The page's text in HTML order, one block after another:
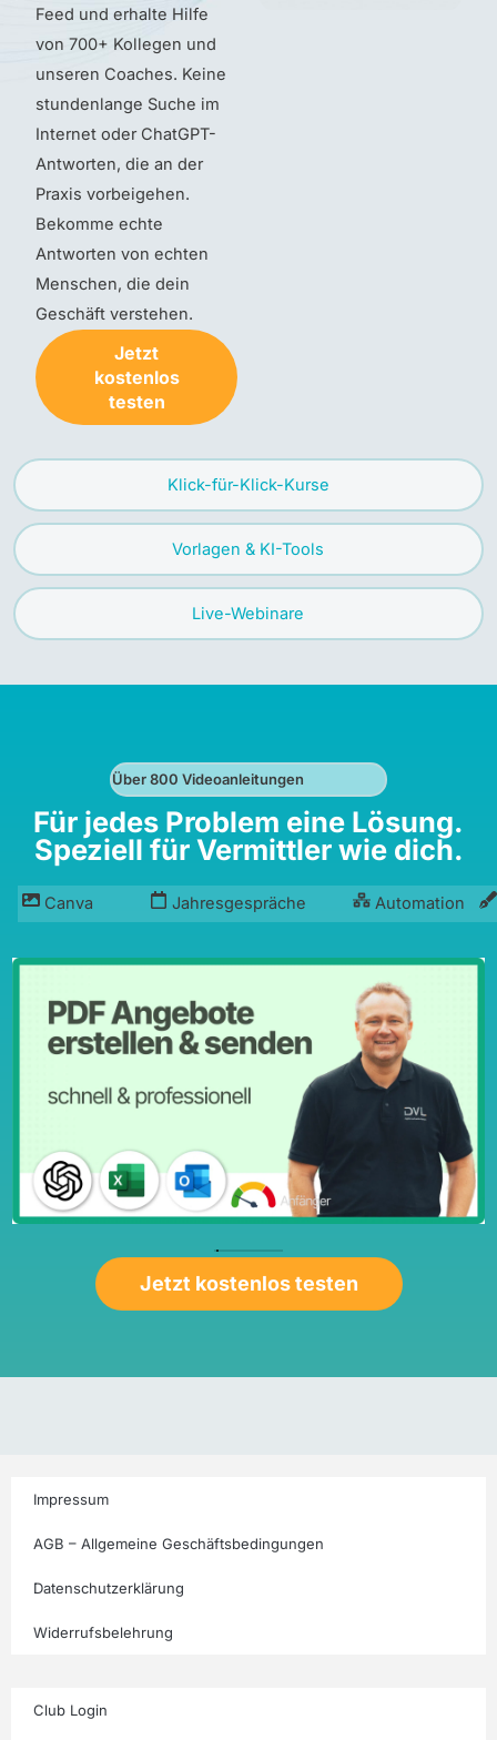
Klick-für-Klick-Kurse
Vorlagen & KI-Tools
Live-Webinare
Feed und erhalte Hilfe
von 700+ Kollegen und
unseren Coaches. Keine
stundenlange Suche im
Internet oder ChatGPT-
Antworten, die an der
Praxis vorbeigehen.
Bekomme echte
Antworten von echten
Menschen, die dein
Geschäft verstehen.
Jetzt
kostenlos
testen
Über 800 Videoanleitungen
Für jedes Problem eine Lösung.
Speziell für Vermittler wie dich.
Canva Jahresgespräche Automation
Jetzt kostenlos testen
Impressum
AGB – Allgemeine Geschäftsbedingungen
Datenschutzerklärung
Widerrufsbelehrung
Club Login